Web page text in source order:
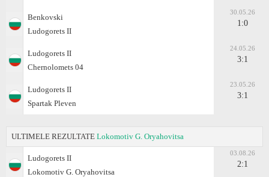
Benkovski
Ludogorets II
30.05.26
1:0
Ludogorets II
Chernolomets 04
24.05.26
3:1
Ludogorets II
Spartak Pleven
23.05.26
3:1
ULTIMELE REZULTATE Lokomotiv G. Oryahovitsa
Ludogorets II
Lokomotiv G. Oryahovitsa
03.08.26
2:1